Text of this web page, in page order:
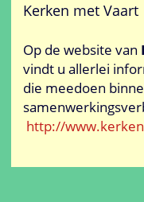
Kerken met Vaart
Op de website van
vindt u allerlei
die meedoen
http://